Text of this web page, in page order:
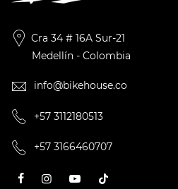
Cra 34 # 16A Sur-21
Medellín - Colombia
info@bikehouse.co
+57 3112180513
+57 3166460707